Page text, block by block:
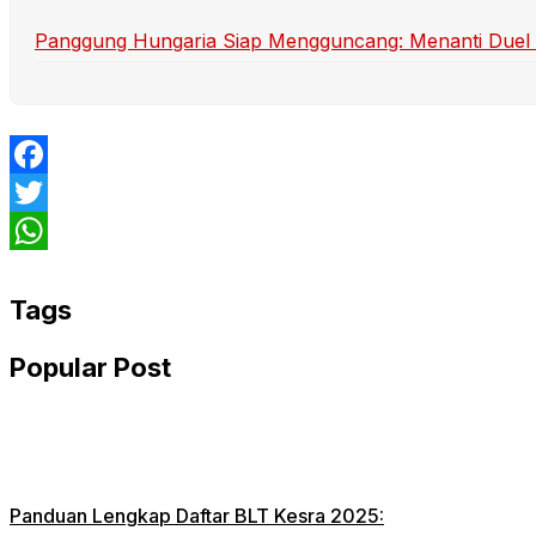
Panggung Hungaria Siap Mengguncang: Menanti
Facebook
Twitter
Tags
Popular Post
Panduan Lengkap Daftar BLT Kesra 2025: